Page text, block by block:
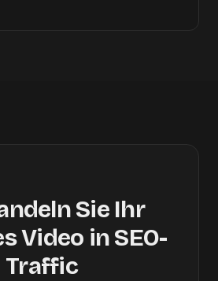
Sie Ihr
Video in SEO-
Traffic